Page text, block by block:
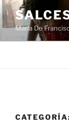
Saltar
contenido
María De